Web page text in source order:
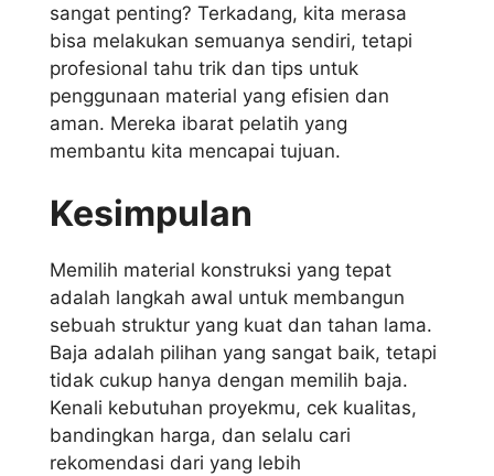
sangat penting? Terkadang, kita merasa
bisa melakukan semuanya sendiri, tetapi
profesional tahu trik dan tips untuk
penggunaan material yang efisien dan
aman. Mereka ibarat pelatih yang
membantu kita mencapai tujuan.
Kesimpulan
Memilih material konstruksi yang tepat
adalah langkah awal untuk membangun
sebuah struktur yang kuat dan tahan lama.
Baja adalah pilihan yang sangat baik, tetapi
tidak cukup hanya dengan memilih baja.
Kenali kebutuhan proyekmu, cek kualitas,
bandingkan harga, dan selalu cari
rekomendasi dari yang lebih